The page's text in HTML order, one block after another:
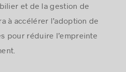
et de la gestion de
à accélérer l’adoption de
pour réduire l’empreinte